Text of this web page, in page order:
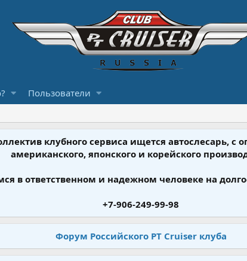
Пользователи
клубного сервиса ищется автослесарь,
американского, японского и корейского
в ответственном и надежном человеке на
+7-906-249-99-98
Форум Российского PT Cruiser клуба